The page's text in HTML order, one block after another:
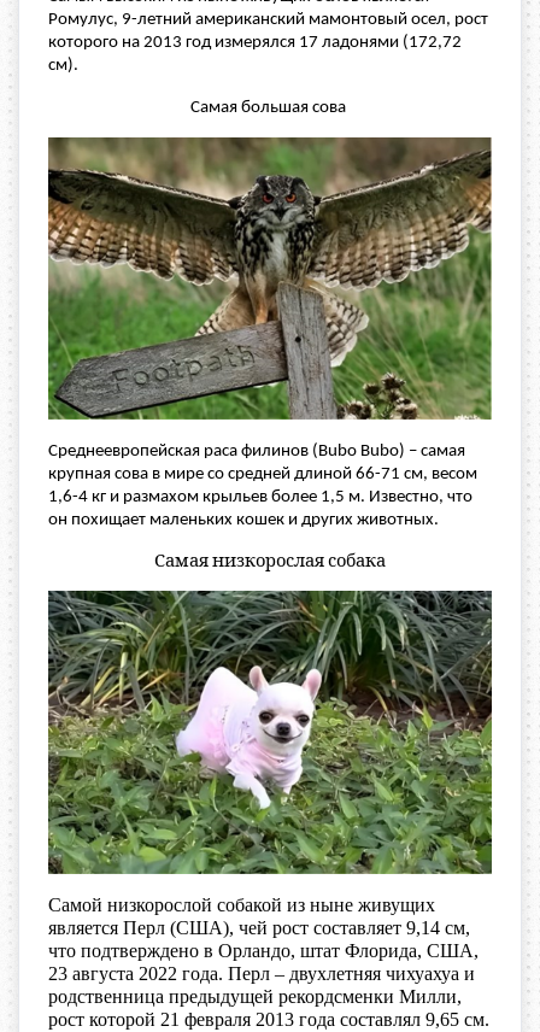
Ромулус, 9-летний американский мамонтовый осел, рост
которого на 2013 год измерялся 17 ладонями (172,72
см).
Самая большая сова
Среднеевропейская раса филинов (Bubo Bubo) – самая
крупная сова в мире со средней длиной 66-71 см, весом
1,6-4 кг и размахом крыльев более 1,5 м. Известно, что
он похищает маленьких кошек и других животных.
Самая низкорослая собака
Самой низкорослой собакой из ныне живущих
является Перл (США), чей рост составляет 9,14 см,
что подтверждено в Орландо, штат Флорида, США,
23 августа 2022 года. Перл – двухлетняя чихуахуа и
родственница предыдущей рекордсменки Милли,
рост которой 21 февраля 2013 года составлял 9,65 см.